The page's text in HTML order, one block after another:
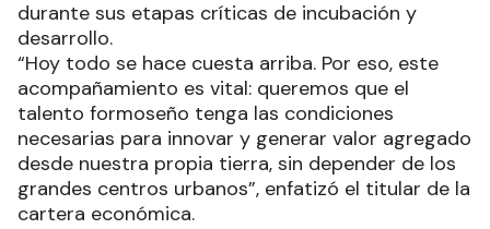
durante sus etapas críticas de incubación y
desarrollo.
“Hoy todo se hace cuesta arriba. Por eso, este
acompañamiento es vital: queremos que el
talento formoseño tenga las condiciones
necesarias para innovar y generar valor agregado
desde nuestra propia tierra, sin depender de los
grandes centros urbanos”, enfatizó el titular de la
cartera económica.